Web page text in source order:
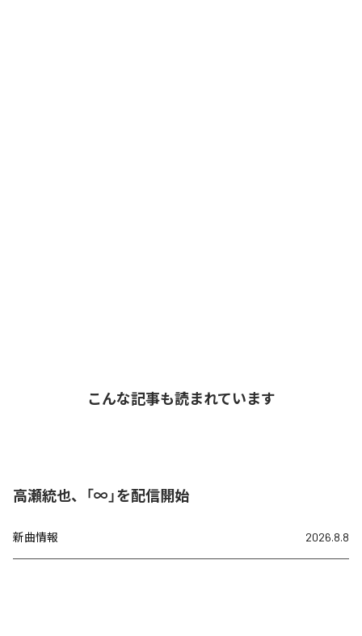
こんな記事も読まれています
高瀬統也、「∞」を配信開始
新曲情報 2026.8.8